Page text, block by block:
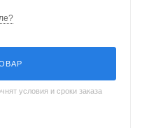
условия и сроки заказа